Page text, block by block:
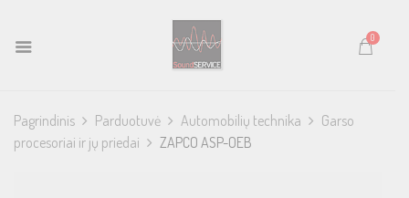
0
Pagrindinis Parduotuvė Automobilių technika
Garso
procesoriai ir jų priedai
ZAPCO ASP-OEB